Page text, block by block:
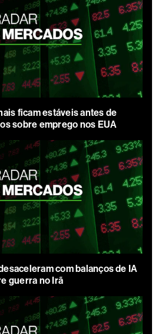
ficam estáveis antes de
sobre emprego nos EUA
com balanços de IA
guerra no Irã